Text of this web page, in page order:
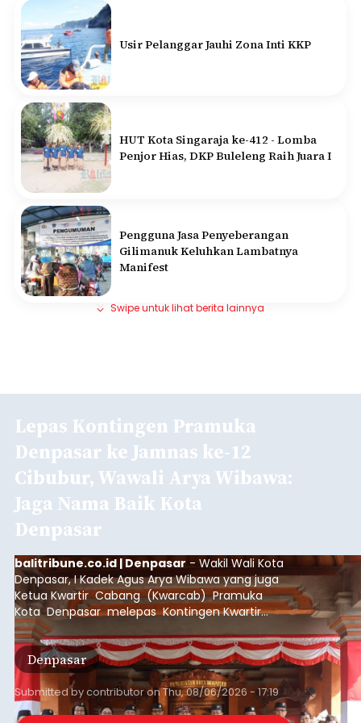
Usir Pelanggar Jauhi Zona Inti KKP
HUT Kota Singaraja ke-412 - Lomba
Penjor Hias, DKP Buleleng Raih Juara I
Pengguna Jasa Penyeberangan
Gilimanuk Keluhkan Lambatnya
Manifest
Swipe untuk lihat berita lainnya
Lepas Kontingen Pramuka
Denpasar ke Jamnas ke-12
Cibubur, Wawali Arya Wibawa:
Jaga Nama Baik Kota
Denpasar
balitribune.co.id | Denpasar- Wakil Wali Kota
Denpasar, I Kadek Agus Arya Wibawa yang juga
Ketua Kwartir Cabang (Kwarcab) Pramuka
Kota Denpasar melepas Kontingen Kwartir
Cabang Gerakan Pramuka Denpasar yang akan
mengikuti Jambore Nasional Pramuka ke-12
Tahun 2026 di Bumi Perkemahan Cibubur,
Jakarta Timur.
Denpasar
Submitted bycontributoronThu, 08/06/2026 - 17:19